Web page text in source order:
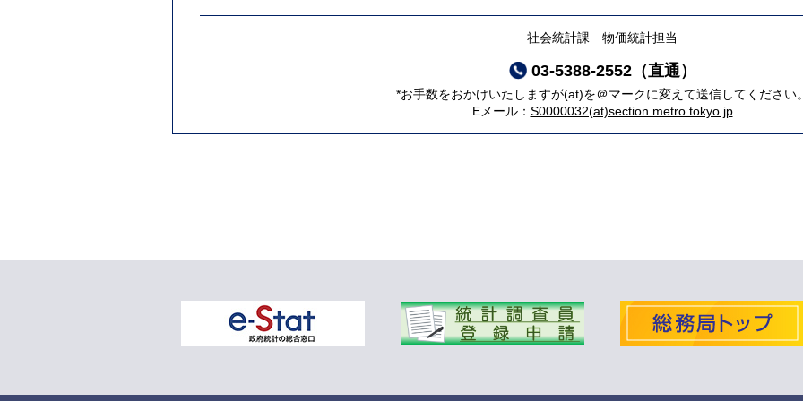
社会統計課 物価統計担当
03-5388-2552（直通）
*お手数をおかけいたしますが(at)を＠マークに変えて送信してください。
Eメール： S0000032(at)section.metro.tokyo.jp